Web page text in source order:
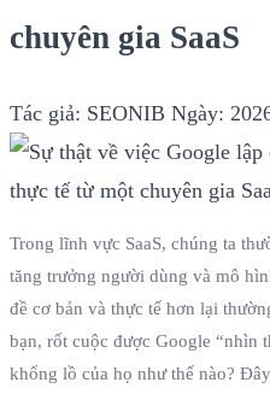
chuyên gia SaaS
Tác giả: SEONIB Ngày:
Trong lĩnh vực SaaS, chúng ta
tăng trưởng người dùng và mô
đề cơ bản và thực tế hơn lại
bạn, rốt cuộc được Google “nhìn
khổng lồ của họ như thế nào?